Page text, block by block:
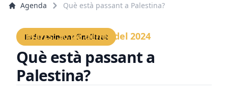
Agenda Què està passant a Palestina?
Esdeveniment finalitzat
Dimarts, 30 de gener del 2024
Què està passant a
Palestina?